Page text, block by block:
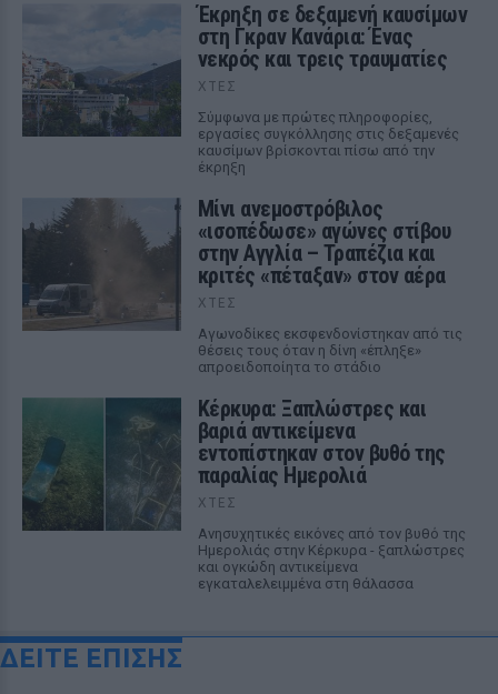
Έκρηξη σε δεξαμενή καυσίμων
στη Γκραν Κανάρια: Ένας
νεκρός και τρεις τραυματίες
ΧΤΕΣ
Σύμφωνα με πρώτες πληροφορίες,
εργασίες συγκόλλησης στις δεξαμενές
καυσίμων βρίσκονται πίσω από την
έκρηξη
Μίνι ανεμοστρόβιλος
«ισοπέδωσε» αγώνες στίβου
στην Αγγλία – Τραπέζια και
κριτές «πέταξαν» στον αέρα
ΧΤΕΣ
Αγωνοδίκες εκσφενδονίστηκαν από τις
θέσεις τους όταν η δίνη «έπληξε»
απροειδοποίητα το στάδιο
Κέρκυρα: Ξαπλώστρες και
βαριά αντικείμενα
εντοπίστηκαν στον βυθό της
παραλίας Ημερολιά
ΧΤΕΣ
Ανησυχητικές εικόνες από τον βυθό της
Ημερολιάς στην Κέρκυρα - ξαπλώστρες
και ογκώδη αντικείμενα
εγκαταλελειμμένα στη θάλασσα
ΔΕΙΤΕ ΕΠΙΣΗΣ